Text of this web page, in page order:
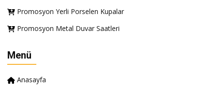
Promosyon Yerli Porselen Kupalar
Promosyon Metal Duvar Saatleri
Menü
Anasayfa